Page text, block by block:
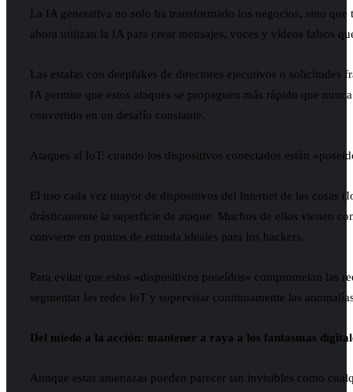
La IA generativa no solo ha transformado los negocios, sino
ahora utilizan la IA para crear mensajes, voces y vídeos falsos
Las estafas con deepfakes de directores ejecutivos o solicitudes
IA permite que estos ataques se propaguen más rápido que
convertido en un desafío constante.
Ataques al IoT: cuando los dispositivos conectados están
El uso cada vez mayor de dispositivos del Internet de las cosas
drásticamente la superficie de ataque. Muchos de ellos vienen
convierte en puntos de entrada ideales para los hackers.
Para evitar que estos «dispositivos poseídos» comprometan las
segmentar las redes IoT y supervisar continuamente las
Del miedo a la acción: mantener a raya a los fantasmas
Aunque estas amenazas pueden parecer tan invisibles como